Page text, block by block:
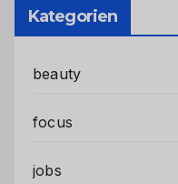
Kategorien
beauty
focus
jobs